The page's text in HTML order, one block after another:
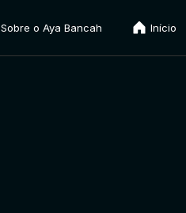
Sobre o Aya Bancah Início